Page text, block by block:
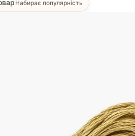
Набирає популярність